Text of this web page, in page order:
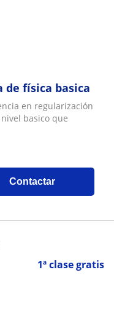
de física basica
en regularización
basico que
Contactar
1ª clase gratis